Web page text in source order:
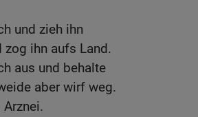
und zieh ihn
zog ihn aufs Land.
aus und behalte
aber wirf weg.